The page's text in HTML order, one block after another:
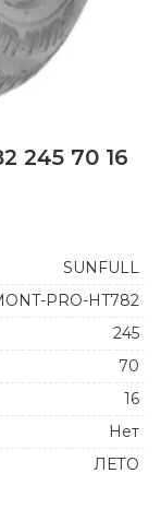
245 70 16
SUNFULL
PRO-HT782
245
70
16
Нет
ЛЕТО